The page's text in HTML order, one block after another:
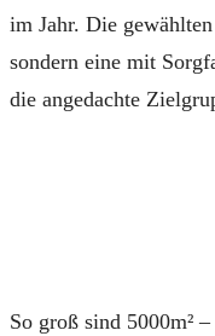
im Jahr. Die
sondern eine mit
die angedachte
So groß sind 5000m²